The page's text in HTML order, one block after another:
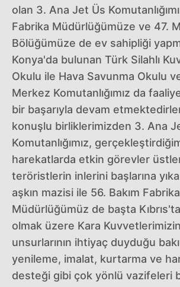
olan 3. Ana Jet Üs
Fabrika Müdürlüğümüze ve 47.
Bölüğümüze de ev sahipliği
Konya'da bulunan Türk Silahlı
Okulu ile Hava Savunma Okulu
Merkez Komutanlığımız da
bir başarıyla devam
konuşlu birliklerimizden 3. Ana
Komutanlığımız,
harekatlarda etkin görevler
teröristlerin inlerini başlarına
aşkın mazisi ile 56. Bakım Fabrika
Müdürlüğümüz de başta
olmak üzere Kara
unsurlarının ihtiyaç duyduğu
yenileme, imalat, kurtarma ve
desteği gibi çok yönlü vazifeleri